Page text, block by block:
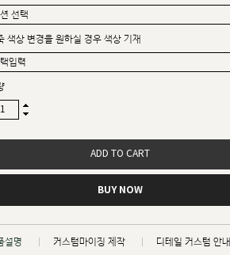
색상 변경을 원하실 경우 색상 기재
ADD TO CART
BUY NOW
설명 커스텀마이징 제작 디테일 커스텀 안내